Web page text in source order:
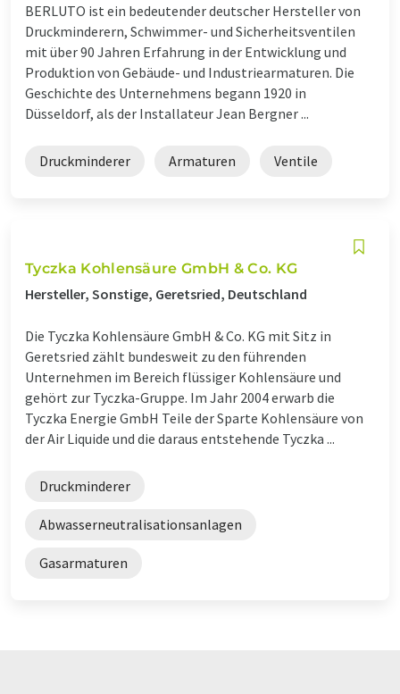
BERLUTO ist ein bedeutender deutscher Hersteller von
Druckminderern, Schwimmer- und Sicherheitsventilen
mit über 90 Jahren Erfahrung in der Entwicklung und
Produktion von Gebäude- und Industriearmaturen. Die
Geschichte des Unternehmens begann 1920 in
Düsseldorf, als der Installateur Jean Bergner ...
Druckminderer Armaturen Ventile
Tyczka Kohlensäure GmbH & Co. KG
Hersteller, Sonstige, Geretsried, Deutschland
Die Tyczka Kohlensäure GmbH & Co. KG mit Sitz in
Geretsried zählt bundesweit zu den führenden
Unternehmen im Bereich flüssiger Kohlensäure und
gehört zur Tyczka-Gruppe. Im Jahr 2004 erwarb die
Tyczka Energie GmbH Teile der Sparte Kohlensäure von
der Air Liquide und die daraus entstehende Tyczka ...
Druckminderer
Abwasserneutralisationsanlagen
Gasarmaturen